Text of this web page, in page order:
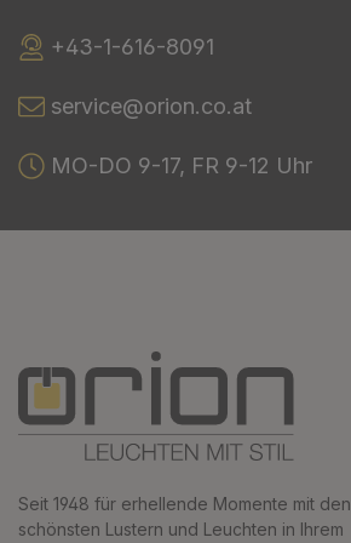
+43-1-616-8091
service@orion.co.at
MO-DO 9-17, FR 9-12 Uhr
Seit 1948 für erhellende Momente mit den
schönsten Lustern und Leuchten in Ihrem